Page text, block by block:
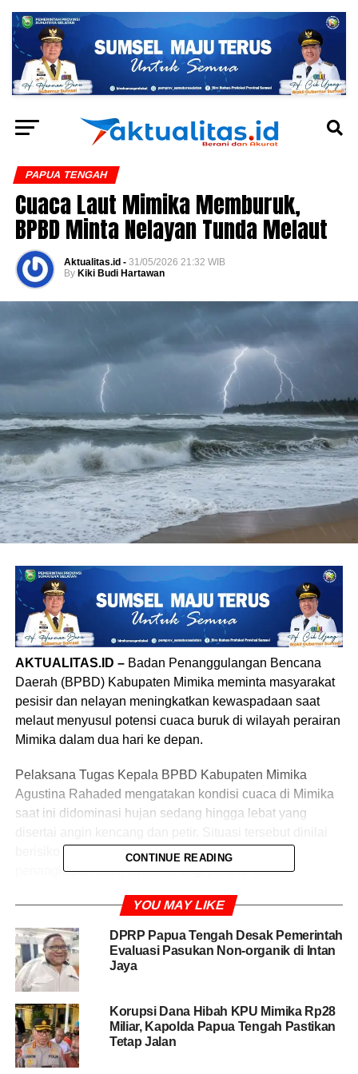
PAPUA TENGAH
Cuaca Laut Mimika Memburuk,
BPBD Minta Nelayan Tunda Melaut
Aktualitas.id - 31/05/2026 21:32 WIB
By Kiki Budi Hartawan
AKTUALITAS.ID – Badan Penanggulangan Bencana
Daerah (BPBD) Kabupaten Mimika meminta masyarakat
pesisir dan nelayan meningkatkan kewaspadaan saat
melaut menyusul potensi cuaca buruk di wilayah perairan
Mimika dalam dua hari ke depan.
Pelaksana Tugas Kepala BPBD Kabupaten Mimika
Agustina Rahaded mengatakan kondisi cuaca di Mimika
saat ini didominasi hujan sedang hingga lebat yang
berisiko mengganggu aktivitas pelayaran dan
penangkapan ikan, terutama bagi perahu kecil.
“Kondisi cuaca ini berisiko mengganggu keselamatan
pelayaran dan aktivitas penangkapan ikan di perairan
Mimika,” kata Agustina dalam laporan kesiapsiagaan
Pusdalops BPBD Mimika, Minggu (31/05/2026).
memicu kenaikan tinggi gelombang serta memperkuat
arus laut dan arus muara sungai melebihi kondisi normal.
Hujan lebat juga berpotensi menurunkan jarak pandang
CONTINUE READING
YOU MAY LIKE
DPRP Papua Tengah Desak Pemerintah
Evaluasi Pasukan Non-organik di Intan
Jaya
Korupsi Dana Hibah KPU Mimika Rp28
Miliar, Kapolda Papua Tengah Pastikan
Tetap Jalan